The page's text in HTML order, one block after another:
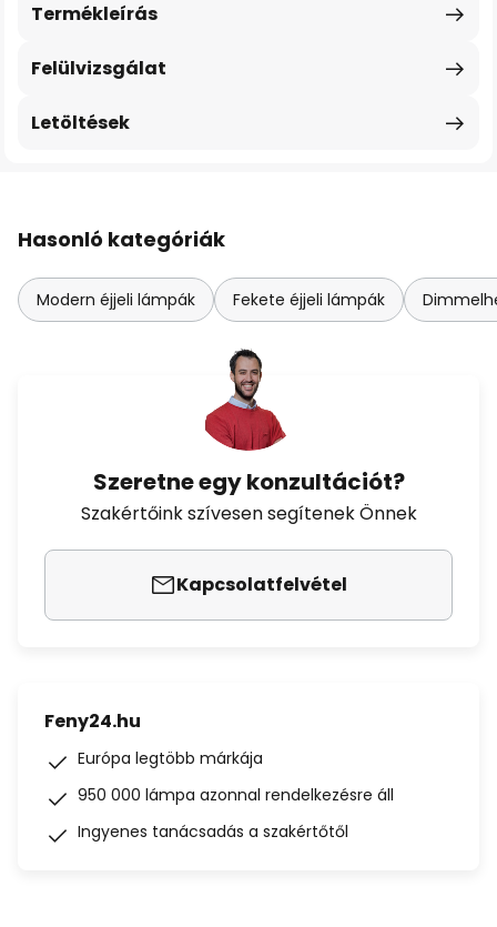
Termékleírás
Felülvizsgálat
Letöltések
Hasonló kategóriák
Modern éjjeli lámpák Fekete éjjeli lámpák
Szeretne egy konzultációt?
Szakértőink szívesen segítenek Önnek
Kapcsolatfelvétel
Feny24.hu
Európa legtöbb márkája
950 000 lámpa azonnal rendelkezésre áll
Ingyenes tanácsadás a szakértőtől